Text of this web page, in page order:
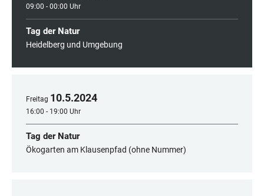
09:00 - 00:00 Uhr
Tag der Natur
Heidelberg und Umgebung
Freitag 10.5.2024
16:00 - 19:00 Uhr
Tag der Natur
Ökogarten am Klausenpfad (ohne Nummer)